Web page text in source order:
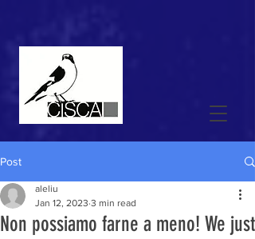
Post
Non possiamo farne a meno! We just
aleliu
Jan 12, 2023 3 min read